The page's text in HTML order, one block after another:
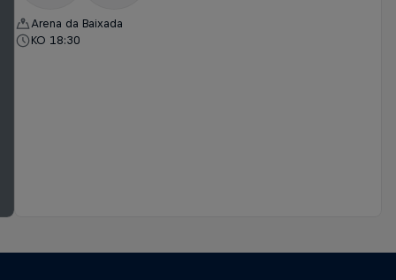
Arena da Baixada
KO 18:30